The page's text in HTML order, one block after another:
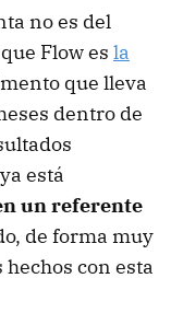
no es del
Flow es la
que lleva
dentro de
está
un referente
de forma muy
con esta